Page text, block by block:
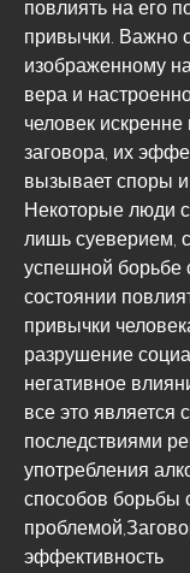
привычки. Важно
изображенному
вера и
человек
заговора, их
вызывает споры
Некоторые люди
лишь суеверием,
успешной борьбе
состоянии
привычки
разрушение
негативное
все это является
последствиями
употребления
способов борьбы
эффективность